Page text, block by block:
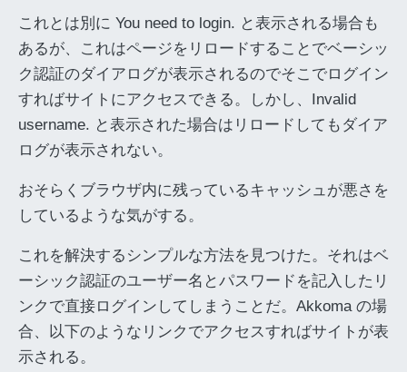
これとは別に You need to login. と表示される場合も
あるが、これはページをリロードすることでベーシッ
ク認証のダイアログが表示されるのでそこでログイン
すればサイトにアクセスできる。しかし、Invalid
username. と表示された場合はリロードしてもダイア
ログが表示されない。
おそらくブラウザ内に残っているキャッシュが悪さを
しているような気がする。
これを解決するシンプルな方法を見つけた。それはベ
ーシック認証のユーザー名とパスワードを記入したリ
ンクで直接ログインしてしまうことだ。Akkoma の場
合、以下のようなリンクでアクセスすればサイトが表
示される。